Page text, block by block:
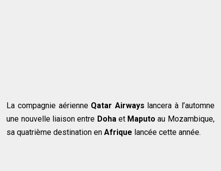
La compagnie aérienne Qatar Airways lancera à l’automne
une nouvelle liaison entre Dohaet Maputo au Mozambique,
sa quatrième destination enAfrique lancée cette année.